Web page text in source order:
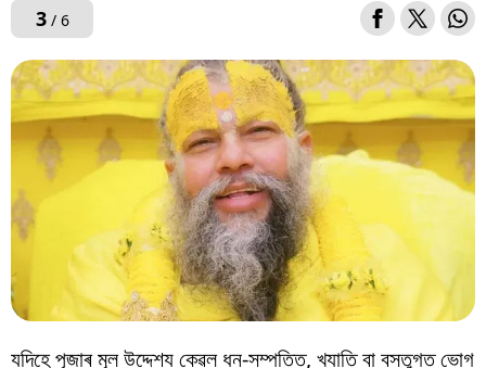
3/ 6
যদিহে পূজাৰ মূল উদ্দেশ্য কেৱল ধন-সম্পত্তি, খ্যাতি বা বস্তুগত ভোগ